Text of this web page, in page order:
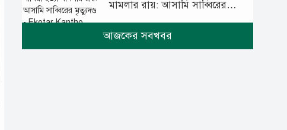
মামলার রায়: আসামি সাব্বিরের
মৃত্যুদণ্ড
টানা বৃষ্টিতে টাঙ্গাইলে বিপর্যস্ত